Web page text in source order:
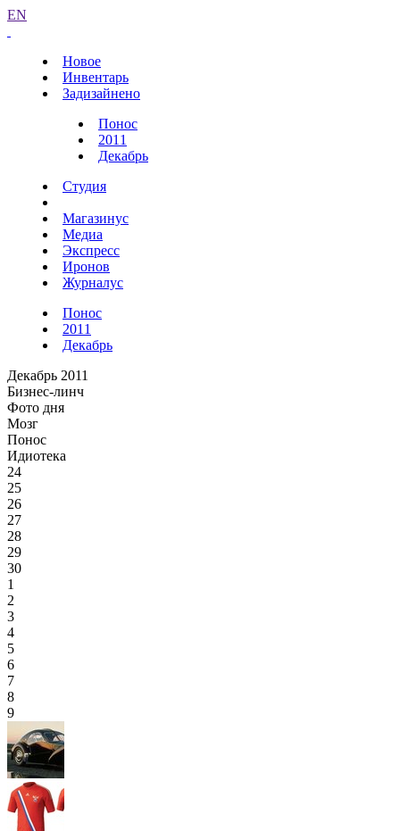
EN
Новое
Инвентарь
Задизайнено
Понос
2011
Декабрь
Студия
Магазинус
Медиа
Экспресс
Иронов
Журналус
Понос
2011
Декабрь
Декабрь 2011
Бизнес-линч
Фото дня
Мозг
Понос
Идиотека
24
25
26
27
28
29
30
1
2
3
4
5
6
7
8
9